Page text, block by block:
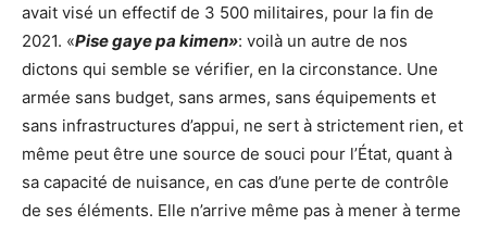
avait visé un effectif de 3 500 militaires, pour la fin de
2021. «Pise gaye pa kimen»: voilà un autre de nos
dictons qui semble se vérifier, en la circonstance. Une
armée sans budget, sans armes, sans équipements et
sans infrastructures d’appui, ne sert à strictement rien, et
même peut être une source de souci pour l’État, quant à
sa capacité de nuisance, en cas d’une perte de contrôle
de ses éléments. Elle n’arrive même pas à mener à terme